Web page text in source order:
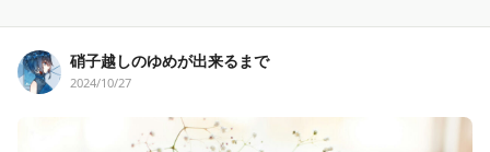
硝子越しのゆめが出来るまで
2024/10/27